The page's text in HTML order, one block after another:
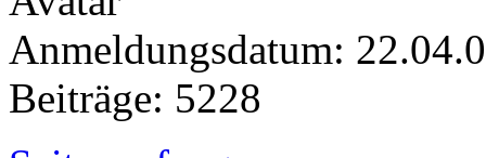
Anmeldungsdatum:
Beiträge: 5228